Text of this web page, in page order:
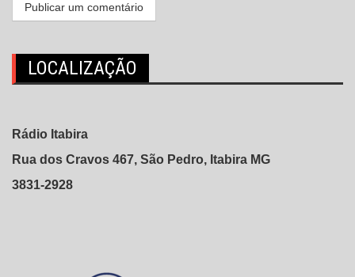
LOCALIZAÇÃO
Rádio Itabira
Rua dos Cravos 467, São Pedro, Itabira MG
3831-2928